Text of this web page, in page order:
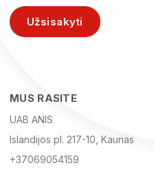
Užsisakyti
MUS RASITE
UAB ANIS
Islandijos pl. 217-10, Kaunas
+37069054159